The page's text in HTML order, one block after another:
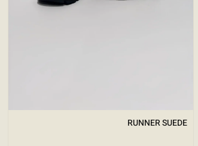
RUNNER SUEDE